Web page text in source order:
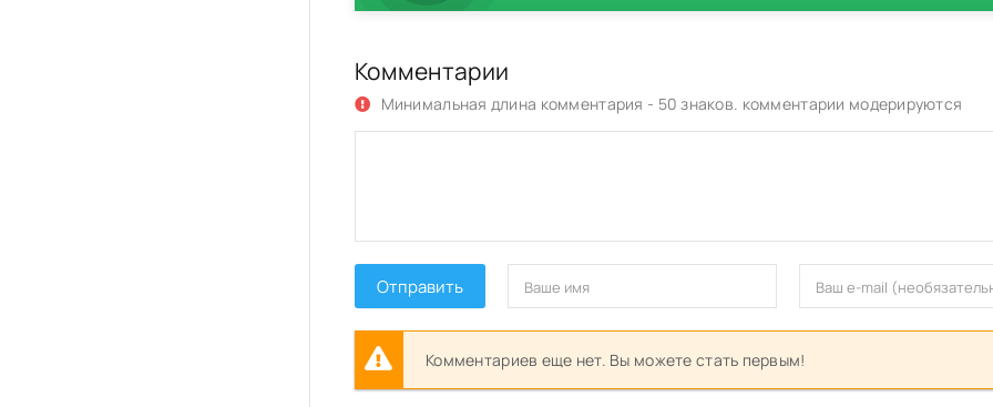
Комментарии
Минимальная длина комментария - 50 знаков. комментарии модерируются
Отправить
Комментариев еще нет. Вы можете стать первым!